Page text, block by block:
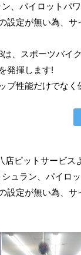
、パイロットパ
設定が無い為、サ
、スポーツバイ
発揮します!
プ性能だけでな
店ピットサービス
ュラン、パイロ
設定が無い為、サ